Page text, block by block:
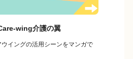
wing介護の翼
イングの活用シーンをマンガで